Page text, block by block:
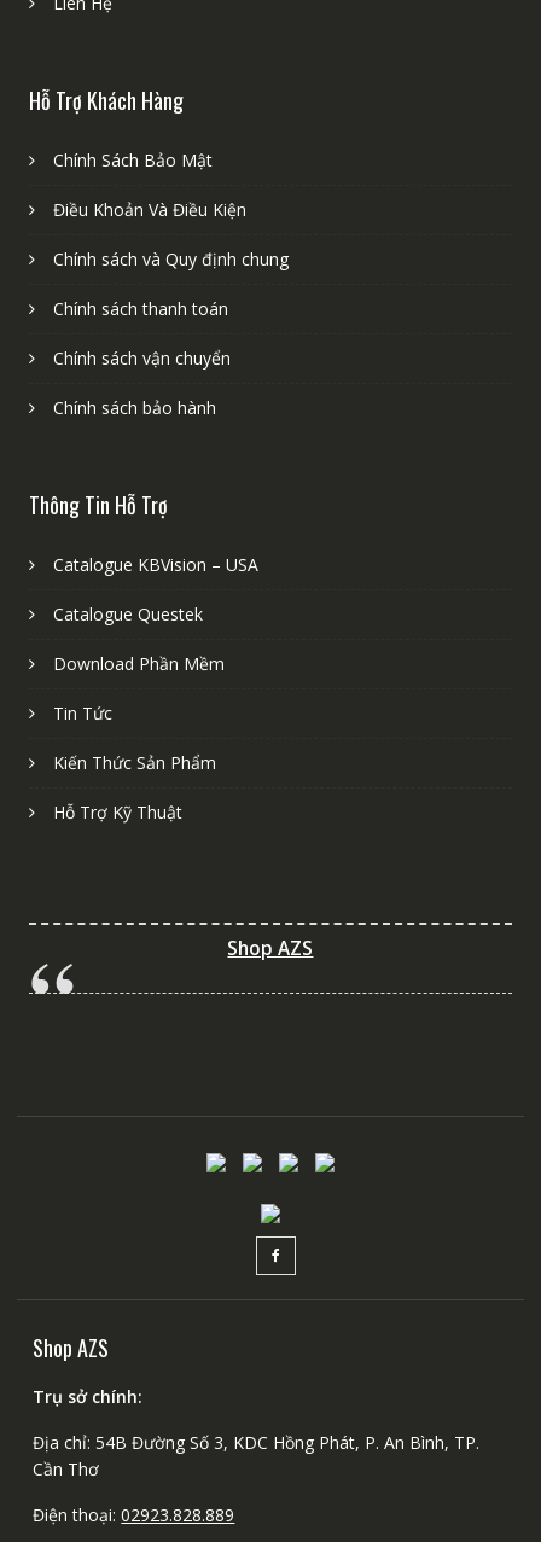
Hỗ Trợ Khách Hàng
Chính Sách Bảo Mật
Điều Khoản Và Điều Kiện
Chính sách và Quy định chung
Chính sách thanh toán
Chính sách vận chuyển
Chính sách bảo hành
Thông Tin Hỗ Trợ
Catalogue KBVision – USA
Catalogue Questek
Download Phần Mềm
Tin Tức
Kiến Thức Sản Phẩm
Hỗ Trợ Kỹ Thuật
Shop AZS
Shop AZS
Trụ sở chính:
Địa chỉ: 54B Đường Số 3, KDC Hồng Phát, P. An Bình, TP.
Cần Thơ
Điện thoại:02923.828.889